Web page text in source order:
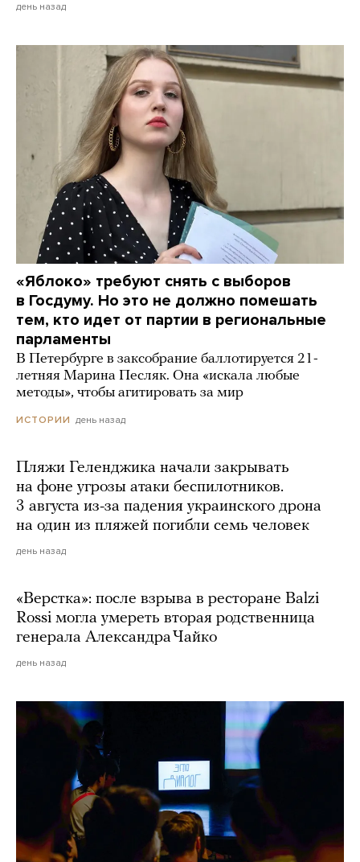
день назад
«Яблоко» требуют снять с выборов
в Госдуму. Но это не должно помешать
тем, кто идет от партии в региональные
парламенты
В Петербурге в заксобрание баллотируется 21-
летняя Марина Песляк. Она «искала любые
методы», чтобы агитировать за мир
ИСТОРИИ день назад
Пляжи Геленджика начали закрывать
на фоне угрозы атаки беспилотников.
3 августа из-за падения украинского дрона
на один из пляжей погибли семь человек
день назад
«Верстка»: после взрыва в ресторане Balzi
Rossi могла умереть вторая родственница
генерала Александра Чайко
день назад